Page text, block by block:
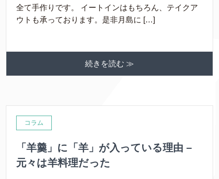
全て手作りです。 イートインはもちろん、テイクア
ウトも承っております。是非月島に […]
続きを読む ≫
コラム
「羊羹」に「羊」が入っている理由 –
元々は羊料理だった